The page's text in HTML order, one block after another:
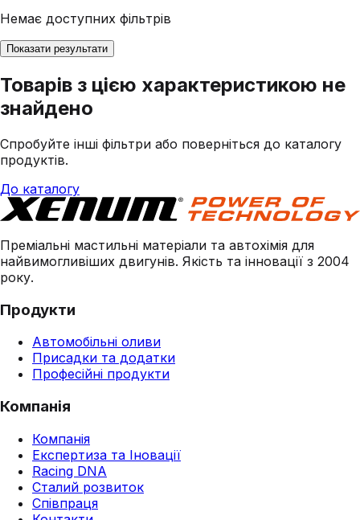
Немає доступних фільтрів
Показати результати
Товарів з цією характеристикою не
знайдено
Спробуйте інші фільтри або поверніться до каталогу
продуктів.
До каталогу
Преміальні мастильні матеріали та автохімія для
найвимогливіших двигунів. Якість та інновації з 2004
року.
Продукти
Автомобільні оливи
Присадки та додатки
Професійні продукти
Компанія
Компанія
Експертиза та Іновації
Racing DNA
Сталий розвиток
Співпраця